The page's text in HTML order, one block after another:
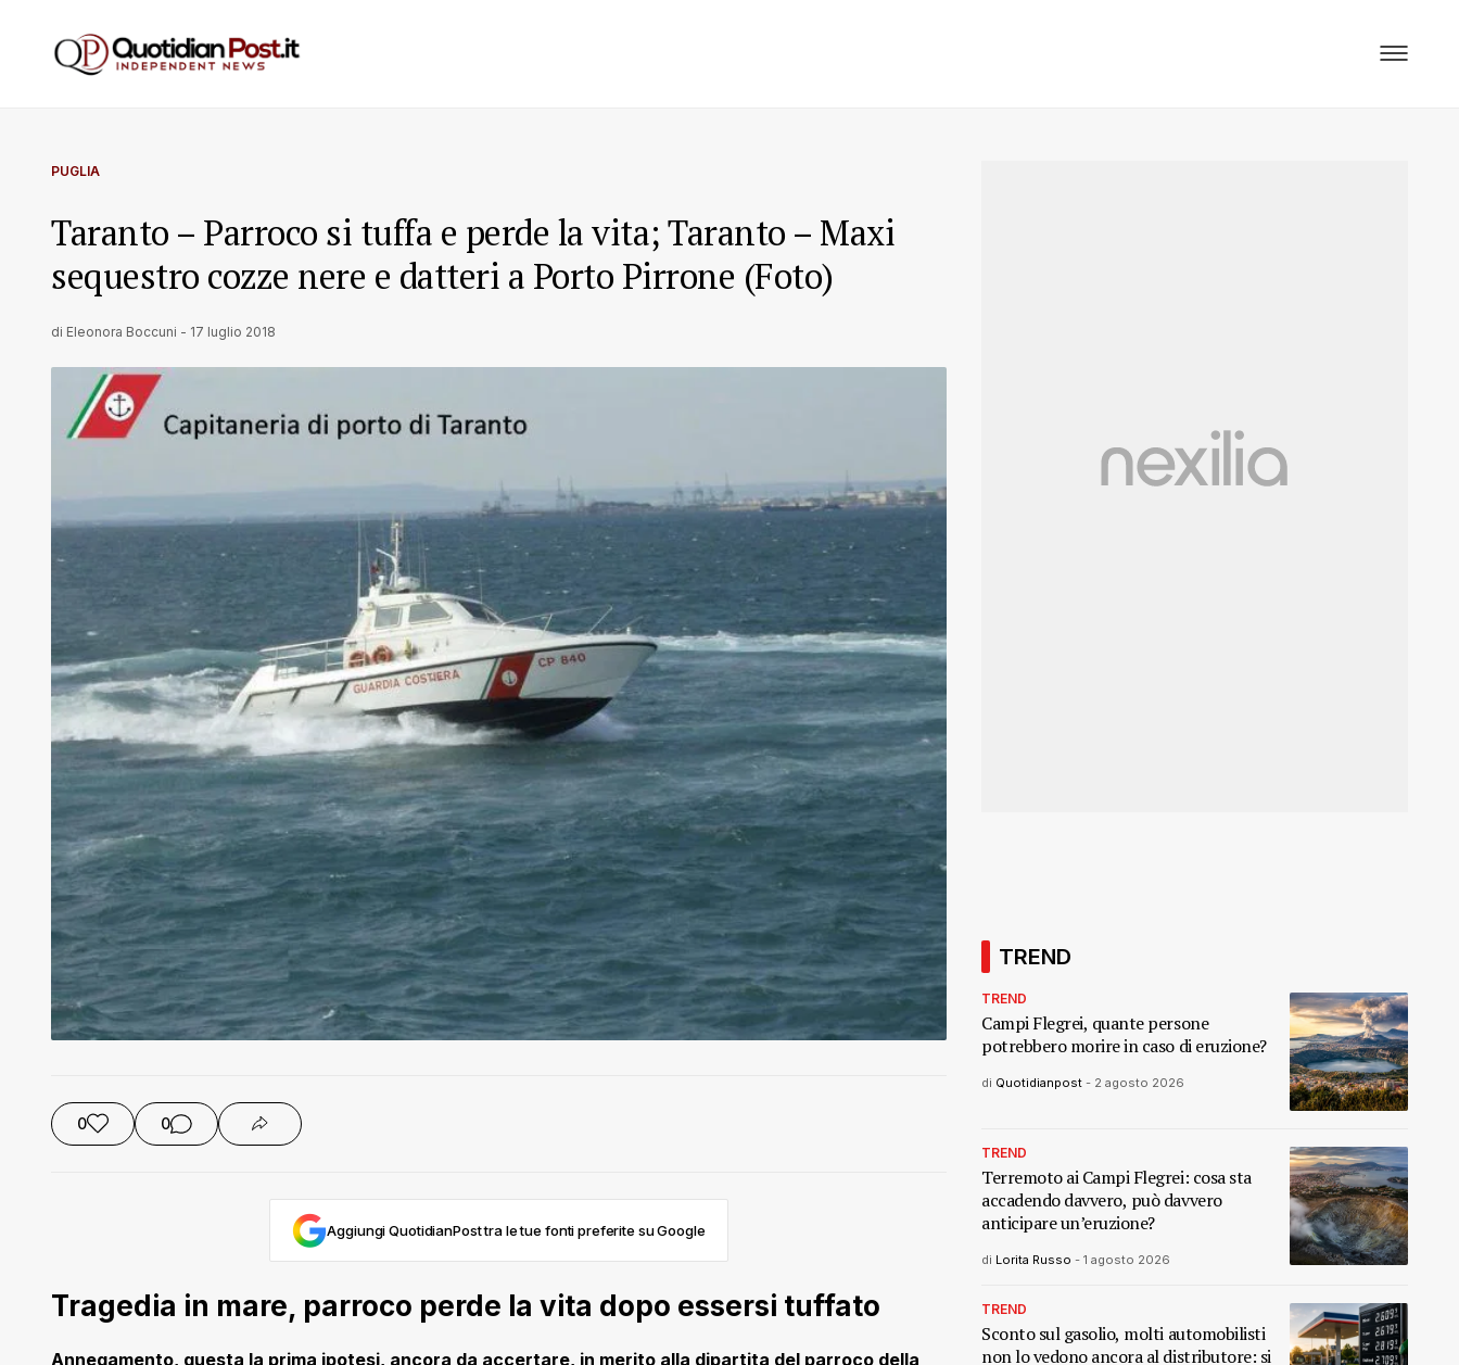
PUGLIA
Taranto – Parroco si tuffa e perde la vita; Taranto – Maxi
sequestro cozze nere e datteri a Porto Pirrone (Foto)
di Eleonora Boccuni - 17 luglio 2018
0 0
Aggiungi QuotidianPost tra le tue fonti preferite su Google
Tragedia in mare, parroco perde la vita dopo essersi tuffato
Annegamento, questa la prima ipotesi, ancora da accertare, in merito alla dipartita del parroco della
TREND
TREND
Campi Flegrei, quante persone
potrebbero morire in caso di eruzione?
di Quotidianpost - 2 agosto 2026
TREND
Terremoto ai Campi Flegrei: cosa sta
accadendo davvero, può davvero
anticipare un’eruzione?
di Lorita Russo - 1 agosto 2026
TREND
Sconto sul gasolio, molti automobilisti
non lo vedono ancora al distributore: si